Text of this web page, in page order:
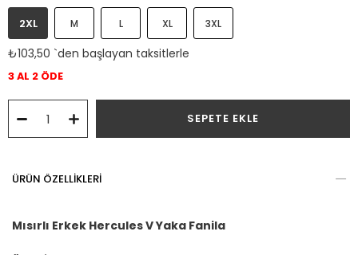
2XL M L XL 3XL
₺103,50 `den başlayan taksitlerle
3 AL 2 ÖDE
ÜRÜN ÖZELLIKLERI
Mısırlı Erkek Hercules V Yaka Fanila